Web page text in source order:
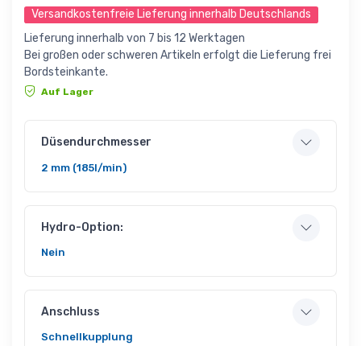
Versandkostenfreie Lieferung innerhalb Deutschlands
Lieferung innerhalb von 7 bis 12 Werktagen
Bei großen oder schweren Artikeln erfolgt die Lieferung frei
Bordsteinkante.
Auf Lager
Düsendurchmesser
2 mm (185l/min)
Hydro-Option:
Nein
Anschluss
Schnellkupplung